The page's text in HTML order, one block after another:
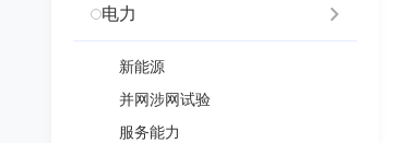
电力
新能源
并网涉网试验
服务能力